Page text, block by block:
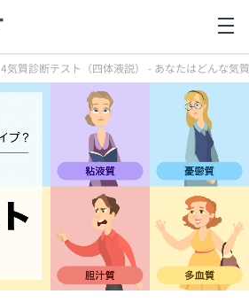
4気質診断テスト（四体液説） - あなたはどんな気